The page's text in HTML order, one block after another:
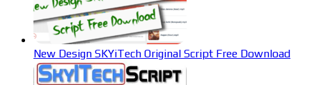
New Design SKYiTech Original Script Free Download